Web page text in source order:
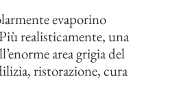
evaporino
realisticamente, una
area grigia del
ristorazione, cura